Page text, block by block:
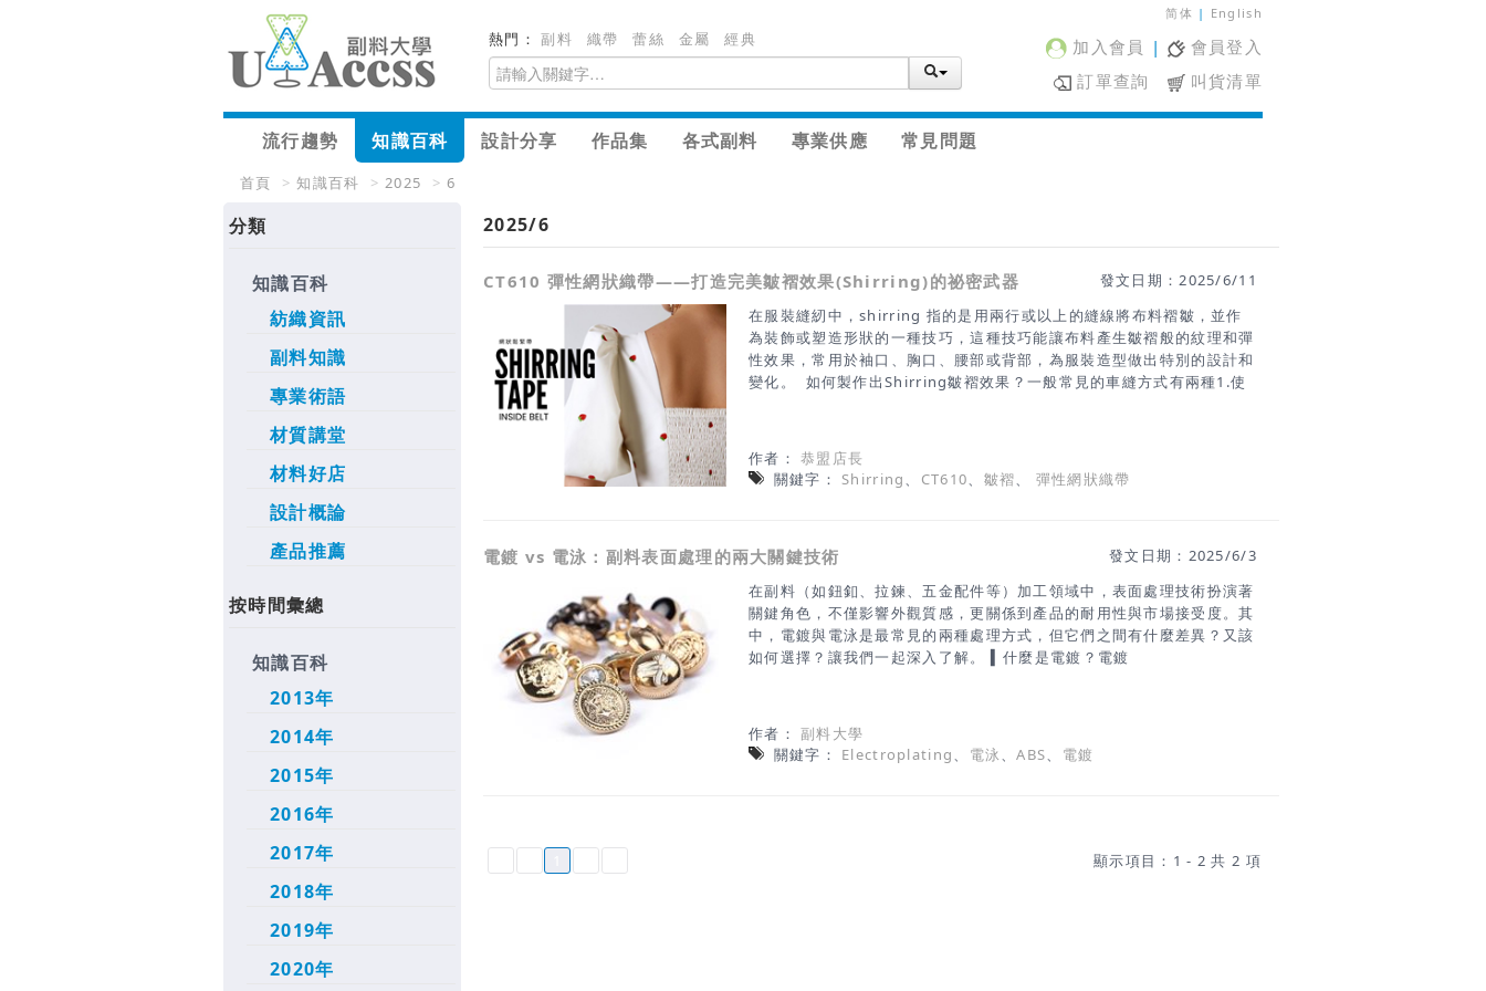
熱門：副料 織帶 蕾絲 金屬 經典
简体 | English
加入會員 |
會員登入
訂單查詢
叫貨清單
流行趨勢 知識百科 設計分享 作品集 各式副料 專業供應 常見問題
首頁 > 知識百科 > 2025 > 6
分類
知識百科
紡織資訊
副料知識
專業術語
材質講堂
材料好店
設計概論
產品推薦
按時間彙總
知識百科
2013年
2014年
2015年
2016年
2017年
2018年
2019年
2020年
2025/6
CT610 彈性網狀織帶——打造完美皺褶效果(Shirring)的祕密武器
發文日期：2025/6/11
在服裝縫紉中，shirring 指的是用兩行或以上的縫線將布料褶皺，並作
為裝飾或塑造形狀的一種技巧，這種技巧能讓布料產生皺褶般的紋理和彈
性效果，常用於袖口、胸口、腰部或背部，為服裝造型做出特別的設計和
變化。 如何製作出Shirring皺褶效果？一般常見的車縫方式有兩種1.使
CT610 帶來精緻的 Shirring 效果CT610網狀鬆緊帶是用於抽褶的鬆緊
帶，多用於洋裝、腰部和袖口、褲口等部位形成精細的聚攏效果特別適合
用於精緻的輕薄面料，具裝飾性可營造時尚氣息為了提高實用性和功能
和強度，減少厚重感。 ●適用於服裝抽皺聚攏部位●特別適合精細輕薄的
織物●反复拉伸後也能保持彈性●可機洗、乾洗 車縫小教學Step1 將網狀
鬆緊帶裁切至需要的長度Step2 用絲針將鬆緊帶固定於布料上(頭尾和中
間)St
作者：恭盟店長
關鍵字： Shirring、 CT610、 皺褶、 彈性網狀織帶
電鍍 vs 電泳：副料表面處理的兩大關鍵技術
發文日期：2025/6/3
在副料（如鈕釦、拉鍊、五金配件等）加工領域中，表面處理技術扮演著
關鍵角色，不僅影響外觀質感，更關係到產品的耐用性與市場接受度。其
中，電鍍與電泳是最常見的兩種處理方式，但它們之間有什麼差異？又該
如何選擇？讓我們一起深入了解。 ▍什麼是電鍍？電鍍
麗能呈現多種金屬色澤（如鍍金、鍍鎳、鍍鉻）附著力強、硬度高耐腐蝕
性佳（須搭配良好封層）應用場合： 高端時尚配件、精緻五金、功能性
扣具 ▍ABS塑膠鈕扣的電鍍過程 影片來源/SUN MEI BUTTON ▍什麼是
面或半光感，色澤柔和常用於黑色、古銅、透明保護膜等處理無金屬光
作者：副料大學
關鍵字： Electroplating、 電泳、ABS、 電鍍
顯示項目：1 - 2 共 2 項